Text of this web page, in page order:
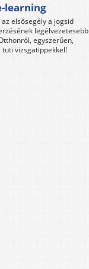
learning
az elsősegély a jogsid
legélvezetesebb
egyszerűen,
tuti vizsgatippekkel!